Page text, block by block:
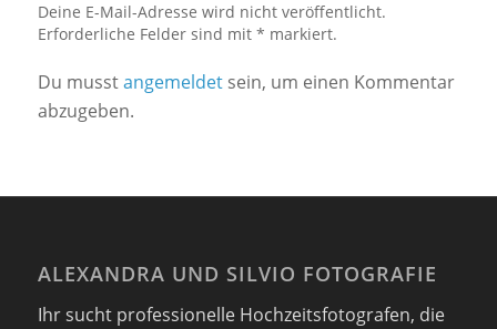
Deine E-Mail-Adresse wird nicht veröffentlicht.
Erforderliche Felder sind mit * markiert.
Du musstangemeldetsein, um einen Kommentar
abzugeben.
ALEXANDRA UND SILVIO FOTOGRAFIE
Ihr sucht professionelle Hochzeitsfotografen, die